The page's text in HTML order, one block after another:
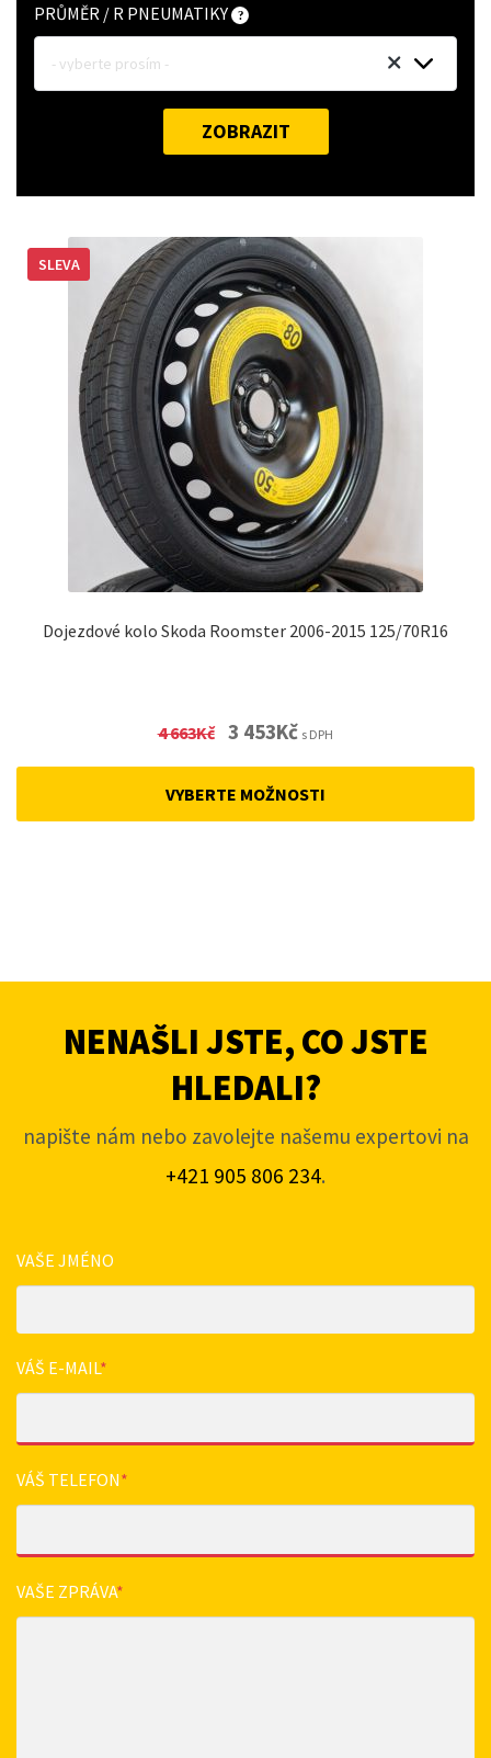
PRŮMĚR / R PNEUMATIKY
- vyberte prosím -
ZOBRAZIT
Dojezdové kolo Skoda Roomster 2006-2015 125/70R16
SLEVA
4 663Kč Original
3 453KčCurrent
s DPH
VYBERTE MOŽNOSTI
NENAŠLI JSTE, CO JSTE
HLEDALI?
napište nám nebo zavolejte našemu expertovi na
+421 905 806 234.
VAŠE JMÉNO
VÁŠ E-MAIL*
VÁŠ TELEFON*
VAŠE ZPRÁVA*